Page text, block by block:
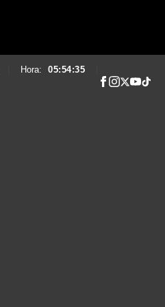
Hora: 05:54:36